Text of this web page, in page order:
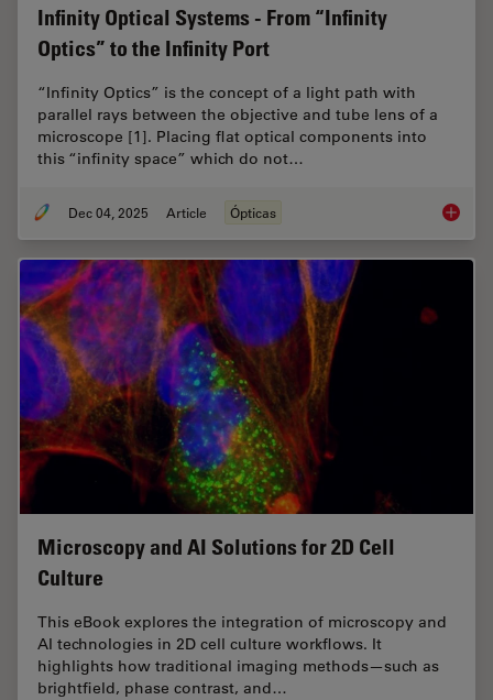
Infinity Optical Systems - From “Infinity
Optics” to the Infinity Port
“Infinity Optics” is the concept of a light path with
parallel rays between the objective and tube lens of a
microscope [1]. Placing flat optical components into
this “infinity space” which do not…
Dec 04, 2025 Article Ópticas Infinity
Microscopy and AI Solutions for 2D Cell
Culture
This eBook explores the integration of microscopy and
AI technologies in 2D cell culture workflows. It
highlights how traditional imaging methods—such as
brightfield, phase contrast, and…